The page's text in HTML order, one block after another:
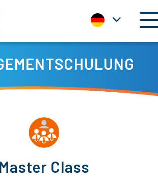
Master Class